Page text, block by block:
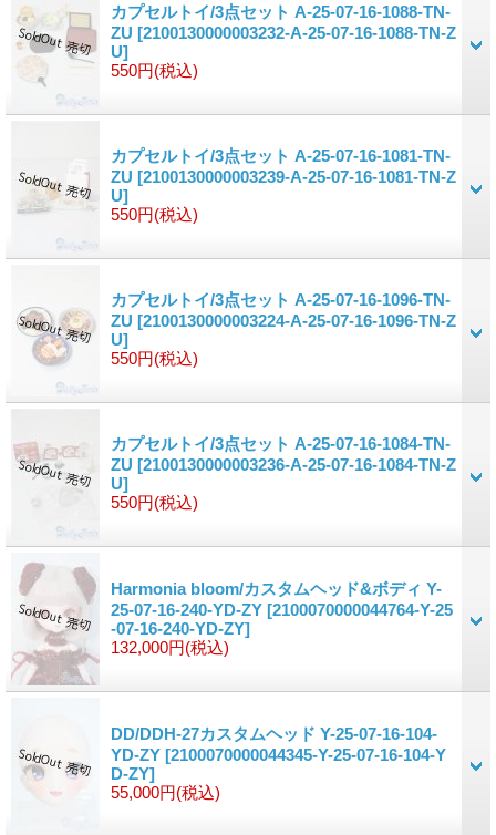
カプセルトイ/3点セット A-25-07-16-1088-TN-
ZU [2100130000003232-A-25-07-16-1088-TN-Z
U]
550円(税込)
カプセルトイ/3点セット A-25-07-16-1081-TN-
ZU [2100130000003239-A-25-07-16-1081-TN-Z
U]
550円(税込)
カプセルトイ/3点セット A-25-07-16-1096-TN-
ZU [2100130000003224-A-25-07-16-1096-TN-Z
U]
550円(税込)
カプセルトイ/3点セット A-25-07-16-1084-TN-
ZU [2100130000003236-A-25-07-16-1084-TN-Z
U]
550円(税込)
Harmonia bloom/カスタムヘッド&ボディ Y-
25-07-16-240-YD-ZY [2100070000044764-Y-25
-07-16-240-YD-ZY]
132,000円(税込)
DD/DDH-27カスタムヘッド Y-25-07-16-104-
YD-ZY [2100070000044345-Y-25-07-16-104-Y
D-ZY]
55,000円(税込)